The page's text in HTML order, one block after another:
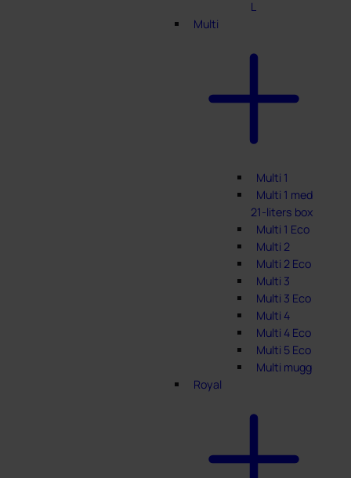
L
Multi
Multi 1
Multi 1 med
21-liters box
Multi 1 Eco
Multi 2
Multi 2 Eco
Multi 3
Multi 3 Eco
Multi 4
Multi 4 Eco
Multi 5 Eco
Multi mugg
Royal